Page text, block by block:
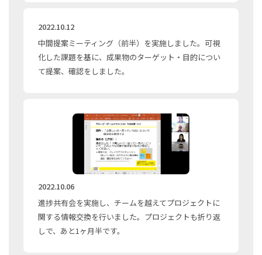
2022.10.12
中間提案ミーティング（前半）を実施しました。可視
化した課題を基に、成果物のターゲット・目的につい
て提案、確認をしました。
2022.10.06
進捗共有会を実施し、チームを越えてプロジェクトに
関する情報交換を行いました。プロジェクトも折り返
しで、あと1ヶ月半です。